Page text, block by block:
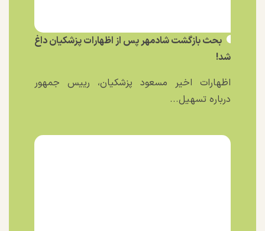
بحث بازگشت شادمهر پس از اظهارات پزشکیان داغ
شد!
اظهارات اخیر مسعود پزشکیان، رییس جمهور
درباره تسهیل...